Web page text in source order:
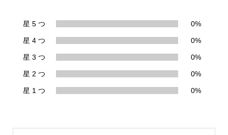
星 5 つ 0%
星 4 つ 0%
星 3 つ 0%
星 2 つ 0%
星 1 つ 0%